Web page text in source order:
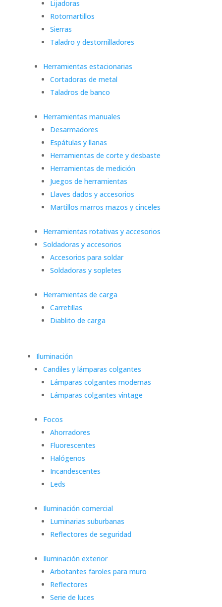
Lijadoras
Rotomartillos
Sierras
Taladro y destornilladores
Herramientas estacionarias
Cortadoras de metal
Taladros de banco
Herramientas manuales
Desarmadores
Espátulas y llanas
Herramientas de corte y desbaste
Herramientas de medición
Juegos de herramientas
Llaves dados y accesorios
Martillos marros mazos y cinceles
Herramientas rotativas y accesorios
Soldadoras y accesorios
Accesorios para soldar
Soldadoras y sopletes
Herramientas de carga
Carretillas
Diablito de carga
Iluminación
Candiles y lámparas colgantes
Lámparas colgantes modernas
Lámparas colgantes vintage
Focos
Ahorradores
Fluorescentes
Halógenos
Incandescentes
Leds
Iluminación comercial
Luminarias suburbanas
Reflectores de seguridad
Iluminación exterior
Arbotantes faroles para muro
Reflectores
Serie de luces